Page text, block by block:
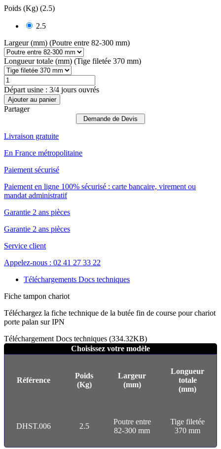
Poids (Kg) (2.5)
2.5
Largeur (mm) (Poutre entre 82-300 mm)
Longueur totale (mm) (Tige filetée 370 mm)
Départ usine : 3/4 jours ouvrés
Ajouter au panier
Partager
Demande de Devis
Livraison gratuite
En France métropolitaine
Paiement sécurisé
Paiement en ligne 100% sécurisé : carte bancaire, virement ou
mandat administratif
Garantie 2 ans pièces
Garantie 2 ans pièces
Service client
Appelez-nous : 02 41 27 33 22
Téléchargements Docs techniques
Fiche tampon chariot
Téléchargez la fiche technique de la butée fin de course pour chariot
porte palan sur IPN
Téléchargement Docs techniques (334.32KB)
Choisissez votre modèle
Référence
Poids
(Kg)
Largeur
(mm)
Longueur
totale
(mm)
DHST.006 2.5
Poutre entre
82-300 mm
Tige filetée
370 mm